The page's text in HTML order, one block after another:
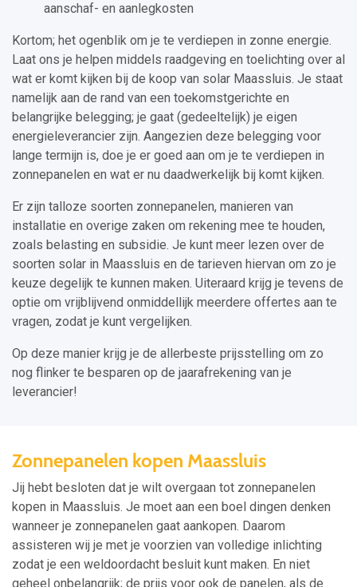
aanschaf- en aanlegkosten
Kortom; het ogenblik om je te verdiepen in zonne energie.
Laat ons je helpen middels raadgeving en toelichting over al
wat er komt kijken bij de koop van solar Maassluis. Je staat
namelijk aan de rand van een toekomstgerichte en
belangrijke belegging; je gaat (gedeeltelijk) je eigen
energieleverancier zijn. Aangezien deze belegging voor
lange termijn is, doe je er goed aan om je te verdiepen in
zonnepanelen en wat er nu daadwerkelijk bij komt kijken.
Er zijn talloze soorten zonnepanelen, manieren van
installatie en overige zaken om rekening mee te houden,
zoals belasting en subsidie. Je kunt meer lezen over de
soorten solar in Maassluis en de tarieven hiervan om zo je
keuze degelijk te kunnen maken. Uiteraard krijg je tevens de
optie om vrijblijvend onmiddellijk meerdere offertes aan te
vragen, zodat je kunt vergelijken.
Op deze manier krijg je de allerbeste prijsstelling om zo
nog flinker te besparen op de jaarafrekening van je
leverancier!
Zonnepanelen kopen Maassluis
Jij hebt besloten dat je wilt overgaan tot zonnepanelen
kopen in Maassluis. Je moet aan een boel dingen denken
wanneer je zonnepanelen gaat aankopen. Daarom
assisteren wij je met je voorzien van volledige inlichting
zodat je een weldoordacht besluit kunt maken. En niet
geheel onbelangrijk; de prijs voor ook de panelen, als de